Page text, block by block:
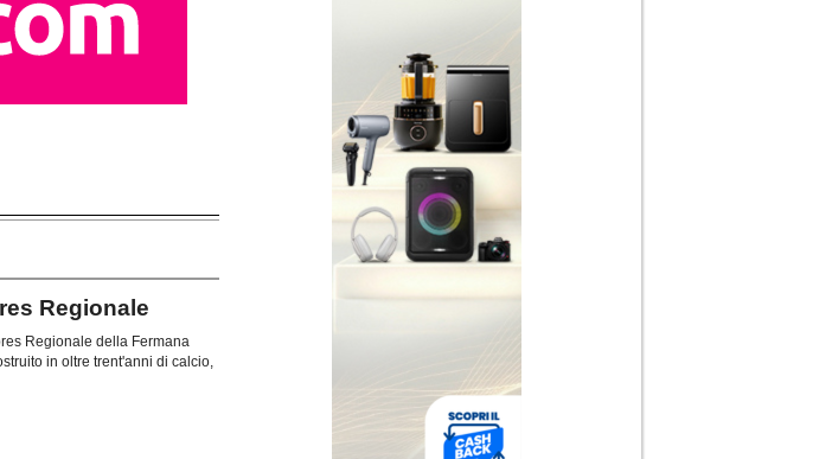
Regionale
Regionale della Fermana
in oltre trent'anni di calcio,